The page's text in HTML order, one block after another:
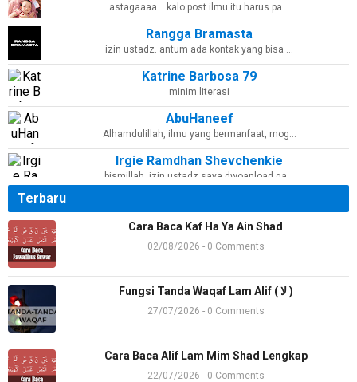
astagaaaa... kalo post ilmu itu harus pa…
Rangga Bramasta
izin ustadz. antum ada kontak yang bisa …
Katrine Barbosa 79
minim literasi
AbuHaneef
Alhamdulillah, ilmu yang bermanfaat, mog…
Irgie Ramdhan Shevchenkie
bismillah, izin ustadz saya dwoanload ga…
Ac Madya Hya
Dian habieb+6282378874129
Karin
Terbaru
Cara Baca Kaf Ha Ya Ain Shad
02/08/2026 - 0 Comments
Fungsi Tanda Waqaf Lam Alif ( لا )
27/07/2026 - 0 Comments
Cara Baca Alif Lam Mim Shad Lengkap
22/07/2026 - 0 Comments